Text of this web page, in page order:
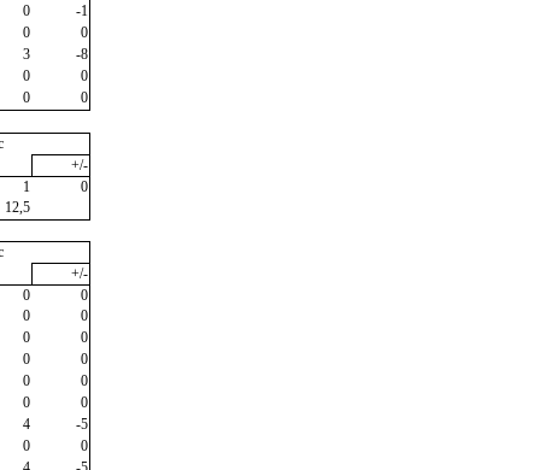
0
-1
0
0
3
-8
0
0
0
0
+/-
1
0
12,5
+/-
0
0
0
0
0
0
0
0
0
0
0
0
4
-5
0
0